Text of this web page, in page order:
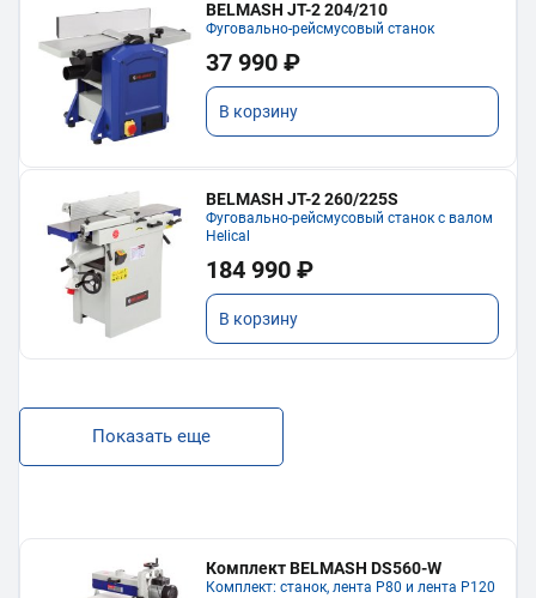
BELMASH JT-2 204/210
Фуговально-рейсмусовый станок
37 990 ₽
В корзину
BELMASH JT-2 260/225S
Фуговально-рейсмусовый станок с валом
Helical
184 990 ₽
В корзину
Показать еще
Комплект BELMASH DS560-W
Комплект: станок, лента P80 и лента P120